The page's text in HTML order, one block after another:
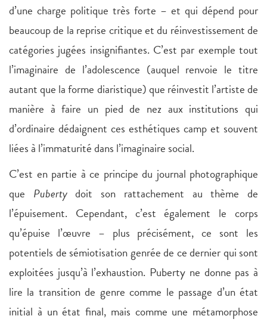
d’une charge politique très forte – et qui dépend pour
beaucoup de la reprise critique et du réinvestissement de
catégories jugées insignifiantes. C’est par exemple tout
l’imaginaire de l’adolescence (auquel renvoie le titre
autant que la forme diaristique) que réinvestit l’artiste de
manière à faire un pied de nez aux institutions qui
d’ordinaire dédaignent ces esthétiques camp et souvent
liées à l’immaturité dans l’imaginaire social.
C’est en partie à ce principe du journal photographique
que Pubertydoit son rattachement au thème de
l’épuisement. Cependant, c’est également le corps
qu’épuise l’œuvre – plus précisément, ce sont les
potentiels de sémiotisation genrée de ce dernier qui sont
exploitées jusqu’à l’exhaustion. Puberty ne donne pas à
lire la transition de genre comme le passage d’un état
initial à un état final, mais comme une métamorphose